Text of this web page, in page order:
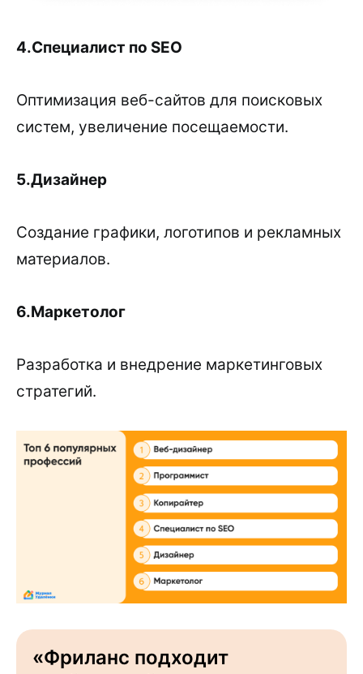
4.Специалист по SEO
Оптимизация веб-сайтов для поисковых
систем, увеличение посещаемости.
5.Дизайнер
Создание графики, логотипов и рекламных
материалов.
6.Маркетолог
Разработка и внедрение маркетинговых
стратегий.
«Фриланс подходит